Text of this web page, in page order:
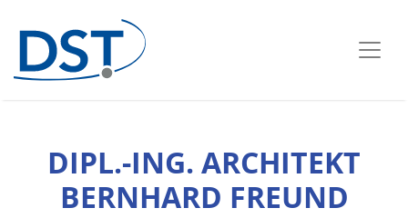
DIPL.-ING. ARCHITEKT
BERNHARD FREUND